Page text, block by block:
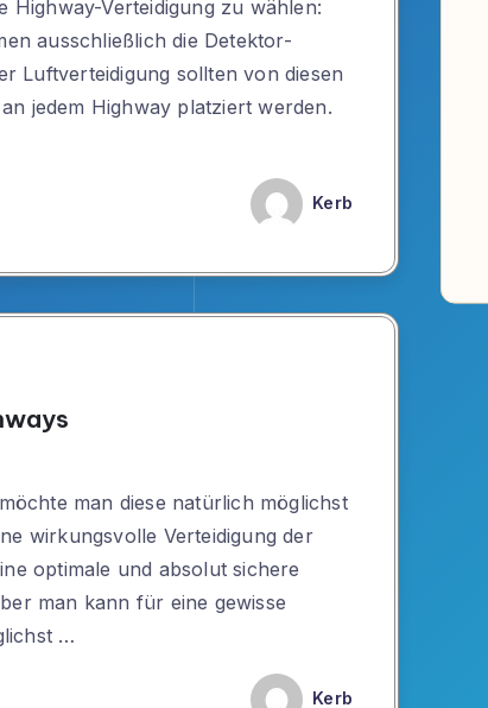
Highway-Verteidigung zu wählen:
ausschließlich die Detektor-
Luftverteidigung sollten von diesen
jedem Highway platziert werden.
Kerb
man diese natürlich möglichst
wirkungsvolle Verteidigung der
optimale und absolut sichere
man kann für eine gewisse
…
Kerb